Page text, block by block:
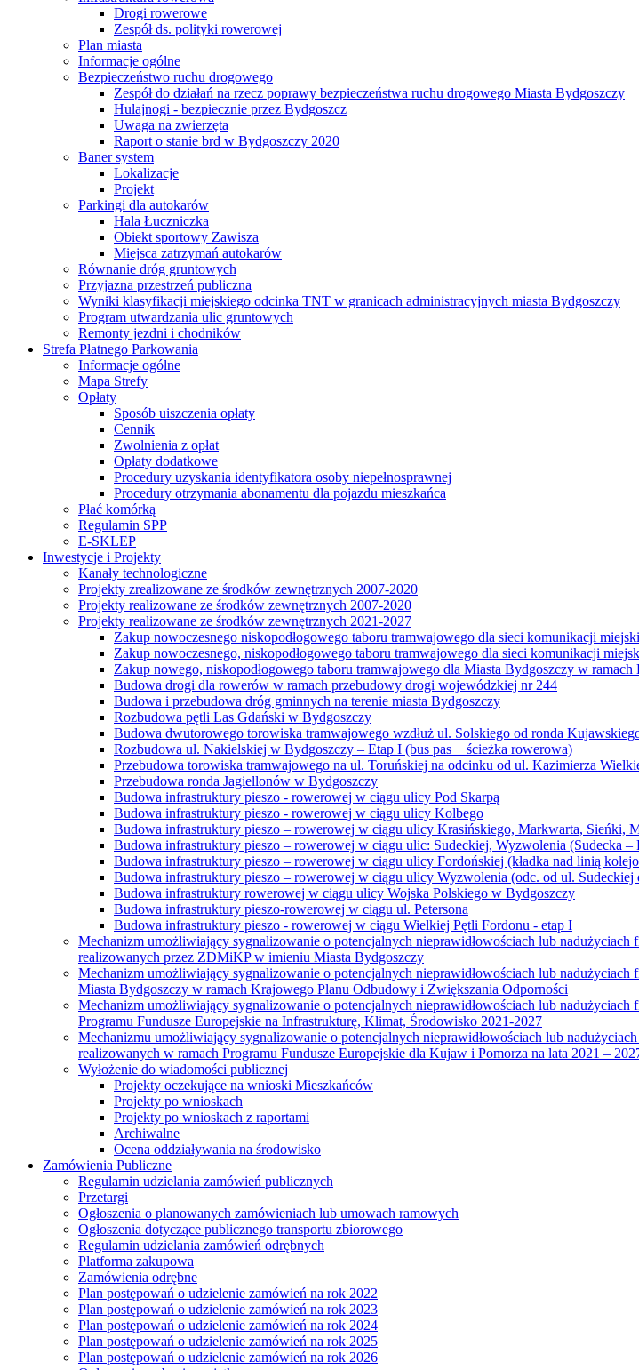
Drogi rowerowe
Zespół ds. polityki rowerowej
Plan miasta
Informacje ogólne
Bezpieczeństwo ruchu drogowego
Zespół do działań na rzecz poprawy bezpieczeństwa ruchu drogowego Miasta Bydgoszczy
Hulajnogi - bezpiecznie przez Bydgoszcz
Uwaga na zwierzęta
Raport o stanie brd w Bydgoszczy 2020
Baner system
Lokalizacje
Projekt
Parkingi dla autokarów
Hala Łuczniczka
Obiekt sportowy Zawisza
Miejsca zatrzymań autokarów
Równanie dróg gruntowych
Przyjazna przestrzeń publiczna
Wyniki klasyfikacji miejskiego odcinka TNT w granicach administracyjnych miasta Bydgoszczy
Program utwardzania ulic gruntowych
Remonty jezdni i chodników
Strefa Płatnego Parkowania
Informacje ogólne
Mapa Strefy
Opłaty
Sposób uiszczenia opłaty
Cennik
Zwolnienia z opłat
Opłaty dodatkowe
Procedury uzyskania identyfikatora osoby niepełnosprawnej
Procedury otrzymania abonamentu dla pojazdu mieszkańca
Płać komórką
Regulamin SPP
E-SKLEP
Inwestycje i Projekty
Kanały technologiczne
Projekty zrealizowane ze środków zewnętrznych 2007-2020
Projekty realizowane ze środków zewnętrznych 2007-2020
Projekty realizowane ze środków zewnętrznych 2021-2027
Zakup nowoczesnego niskopodłogowego taboru tramwajowego dla sieci komunikacji
Zakup nowoczesnego, niskopodłogowego taboru tramwajowego dla sieci komunikacji
Zakup nowego, niskopodłogowego taboru tramwajowego dla Miasta Bydgoszczy w
Budowa drogi dla rowerów w ramach przebudowy drogi wojewódzkiej nr 244
Budowa i przebudowa dróg gminnych na terenie miasta Bydgoszczy
Rozbudowa pętli Las Gdański w Bydgoszczy
Budowa dwutorowego torowiska tramwajowego wzdłuż ul. Solskiego od ronda
Rozbudowa ul. Nakielskiej w Bydgoszczy – Etap I (bus pas + ścieżka rowerowa)
Przebudowa torowiska tramwajowego na ul. Toruńskiej na odcinku od ul. Kazimierza
Przebudowa ronda Jagiellonów w Bydgoszczy
Budowa infrastruktury pieszo - rowerowej w ciągu ulicy Pod Skarpą
Budowa infrastruktury pieszo - rowerowej w ciągu ulicy Kolbego
Budowa infrastruktury pieszo – rowerowej w ciągu ulicy Krasińskiego, Markwarta, Sieńki,
Budowa infrastruktury pieszo – rowerowej w ciągu ulic: Sudeckiej, Wyzwolenia (Sudecka
Budowa infrastruktury pieszo – rowerowej w ciągu ulicy Fordońskiej (kładka nad linią
Budowa infrastruktury pieszo – rowerowej w ciągu ulicy Wyzwolenia (odc. od ul. Sudeckiej
Budowa infrastruktury rowerowej w ciągu ulicy Wojska Polskiego w Bydgoszczy
Budowa infrastruktury pieszo-rowerowej w ciągu ul. Petersona
Budowa infrastruktury pieszo - rowerowej w ciągu Wielkiej Pętli Fordonu - etap I
Mechanizm umożliwiający sygnalizowanie o potencjalnych nieprawidłowościach lub
realizowanych przez ZDMiKP w imieniu Miasta Bydgoszczy
Mechanizm umożliwiający sygnalizowanie o potencjalnych nieprawidłowościach lub
Miasta Bydgoszczy w ramach Krajowego Planu Odbudowy i Zwiększania Odporności
Mechanizm umożliwiający sygnalizowanie o potencjalnych nieprawidłowościach lub
Programu Fundusze Europejskie na Infrastrukturę, Klimat, Środowisko 2021-2027
Mechanizmu umożliwiający sygnalizowanie o potencjalnych nieprawidłowościach lub
realizowanych w ramach Programu Fundusze Europejskie dla Kujaw i Pomorza na lata 2021 –
Wyłożenie do wiadomości publicznej
Projekty oczekujące na wnioski Mieszkańców
Projekty po wnioskach
Projekty po wnioskach z raportami
Archiwalne
Ocena oddziaływania na środowisko
Zamówienia Publiczne
Regulamin udzielania zamówień publicznych
Przetargi
Ogłoszenia o planowanych zamówieniach lub umowach ramowych
Ogłoszenia dotyczące publicznego transportu zbiorowego
Regulamin udzielania zamówień odrębnych
Platforma zakupowa
Zamówienia odrębne
Plan postępowań o udzielenie zamówień na rok 2022
Plan postępowań o udzielenie zamówień na rok 2023
Plan postępowań o udzielenie zamówień na rok 2024
Plan postępowań o udzielenie zamówień na rok 2025
Plan postępowań o udzielenie zamówień na rok 2026